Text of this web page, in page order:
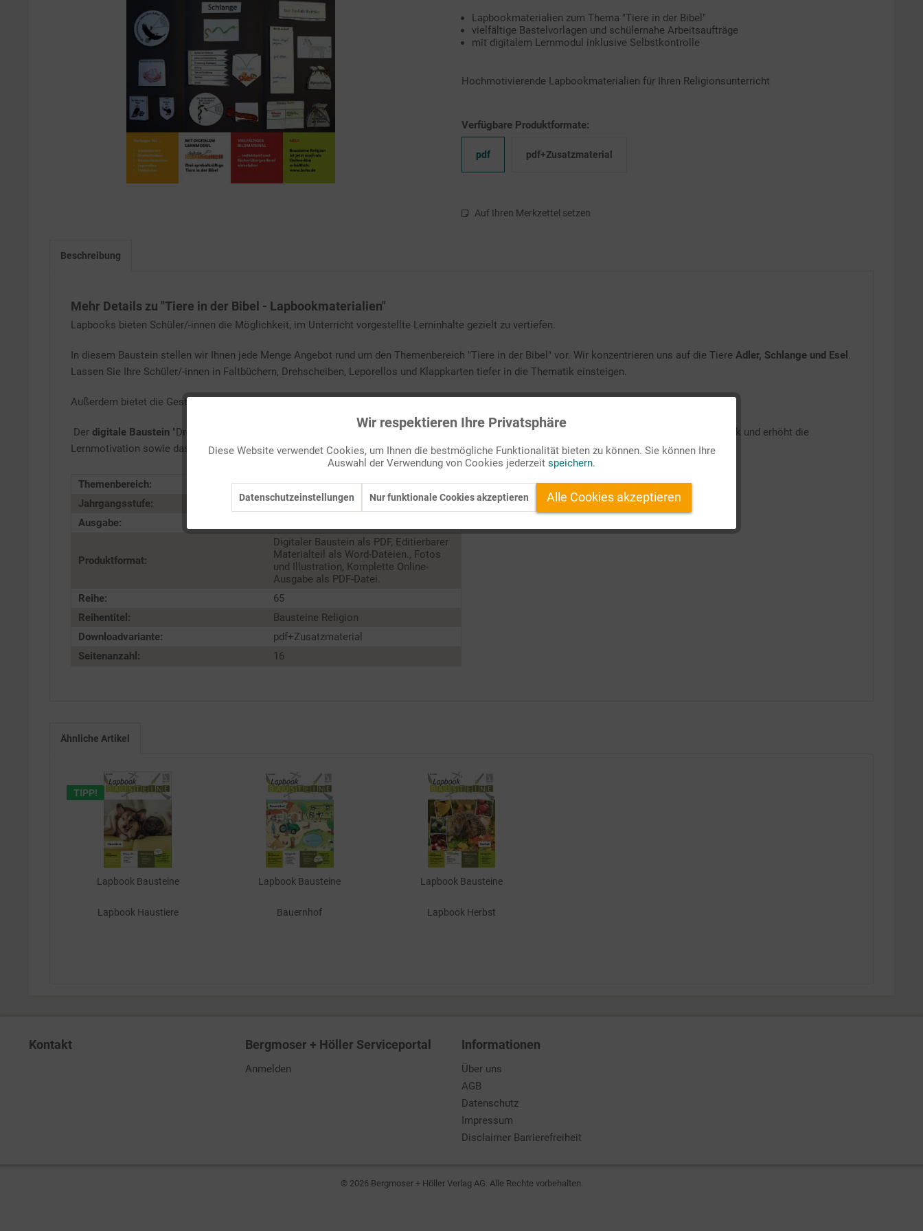
Lapbookmaterialien zum Thema "Tiere in der Bibel"
vielfältige Bastelvorlagen und schülernahe Arbeitsaufträge
mit digitalem Lernmodul inklusive Selbstkontrolle
Hochmotivierende Lapbookmaterialien für Ihren Religionsunterricht
Verfügbare Produktformate:
pdf pdf+Zusatzmaterial
Auf Ihren Merkzettel setzen
Beschreibung
Mehr Details zu "Tiere in der Bibel - Lapbookmaterialien"
Lapbooks bieten Schüler/-innen die Möglichkeit, im Unterricht vorgestellte Lerninhalte gezielt zu vertiefen.
In diesem Baustein stellen wir Ihnen jede Menge Angebot rund um den Themenbereich "Tiere in der Bibel" vor. Wir konzentrieren uns auf die Tiere Adler, Schlange und Esel .
Lassen Sie Ihre Schüler/-innen in Faltbüchern, Drehscheiben, Leporellos und Klappkarten tiefer in die Thematik einsteigen.
Außerdem bietet die Gestaltung eine Lapbooks eine gute Möglichkeit der Differenzierung.
Der digitale Baustein "Drei symbolkräftige Tiere in der Bibel" ermöglicht Ihren Schülerinnen und Schüler einen interaktiven Zugang zu der Thematik und erhöht die
Lernmotivation sowie das selbstständige Arbeiten.
Themenbereich:
Bibel
Jahrgangsstufe:
1-6
Ausgabe:
Produktformat:
Digitaler Baustein als PDF, Editierbarer
Materialteil als Word-Dateien., Fotos
und Illustration, Komplette Online-
Ausgabe als PDF-Datei.
Reihe:
65
Reihentitel:
Bausteine Religion
Downloadvariante:
pdf+Zusatzmaterial
Seitenanzahl:
16
Ähnliche Artikel
TIPP!
Lapbook Bausteine
Lapbook Haustiere
Lapbook Bausteine
Bauernhof
Lapbook Bausteine
Lapbook Herbst
Kontakt Bergmoser + Höller Serviceportal
Anmelden
Informationen
Über uns
AGB
Datenschutz
Impressum
Disclaimer Barrierefreiheit
© 2026 Bergmoser + Höller Verlag AG. Alle Rechte vorbehalten.
Inaktiv
Wir respektieren Ihre Privatsphäre
Diese Website verwendet Cookies, um Ihnen die bestmögliche Funktionalität bieten zu können. Sie können Ihre
Auswahl der Verwendung von Cookies jederzeit speichern.
Datenschutzeinstellungen Nur funktionale Cookies akzeptieren Alle Cookies akzeptieren